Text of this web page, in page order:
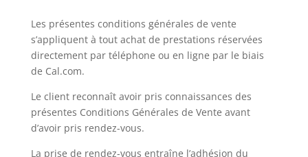
Les présentes conditions générales de vente
s’appliquent à tout achat de prestations réservées
directement par téléphone ou en ligne par le biais
de Cal.com.
Le client reconnaît avoir pris connaissances des
présentes Conditions Générales de Vente avant
d’avoir pris rendez-vous.
La prise de rendez-vous entraîne l’adhésion du